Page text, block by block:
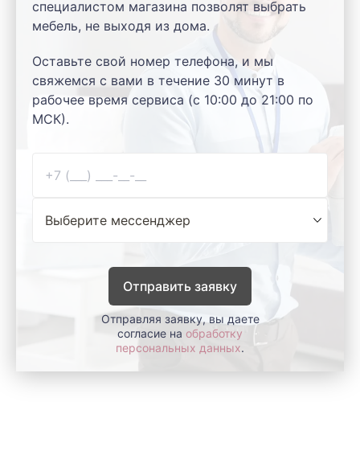
специалистом магазина позволят выбрать
мебель, не выходя из дома.
Оставьте свой номер телефона, и мы
свяжемся с вами в течение 30 минут в
рабочее время сервиса (с 10:00 до 21:00 по
МСК).
Отправить заявку
Отправляя заявку, вы даете
согласие на обработку
персональных данных.